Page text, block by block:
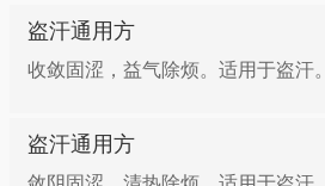
盗汗通用方
收敛固涩，益气除烦。适用于盗汗。
盗汗通用方